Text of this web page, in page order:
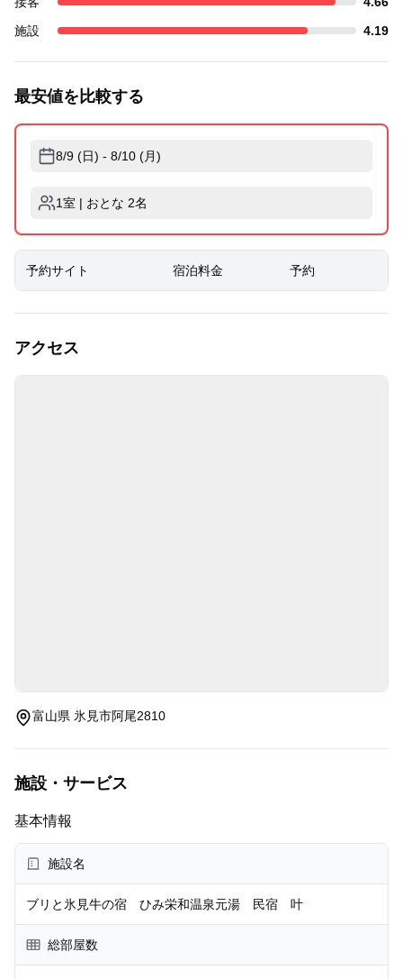
施設
4.19
最安値を比較する
8/9 (日) - 8/10 (月)
1室 | おとな 2名
予約サイト 宿泊料金 予約
アクセス
富山県 氷見市阿尾2810
施設・サービス
基本情報
施設名
ブリと氷見牛の宿 ひみ栄和温泉元湯 民宿 叶
総部屋数